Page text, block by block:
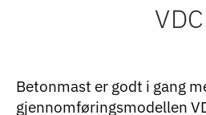
VDC
Betonmast er godt i gang
gjennomføringsmodellen